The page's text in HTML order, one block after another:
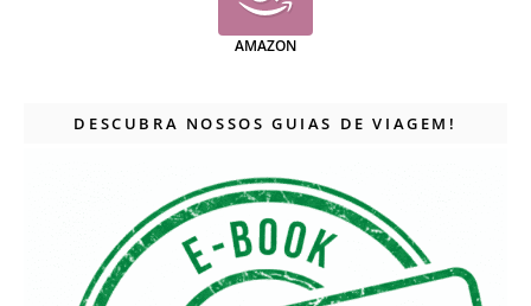
AMAZON
DESCUBRA NOSSOS GUIAS DE VIAGEM!